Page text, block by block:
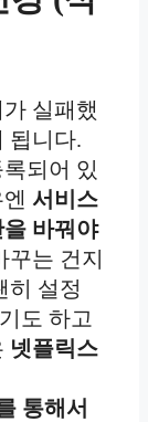
실패했
됩니다.
되어 있
서비스
바꿔야
꾸는 건지
히 설정
도 하고
넷플릭스
통해서